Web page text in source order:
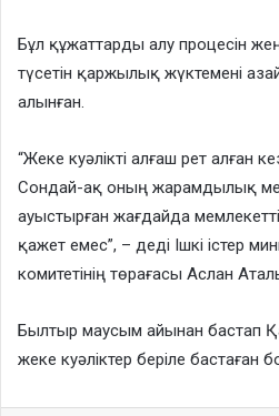
Бұл құжаттарды алу процесін
түсетін қаржылық жүктемені
алынған.
“Жеке куәлікті алғаш рет алған
Сондай-ақ оның жарамдылық
ауыстырған жағдайда
қажет емес”, – деді Ішкі істер
комитетінің төрағасы Аслан
Былтыр маусым айынан бастап
жеке куәліктер беріле бастаған